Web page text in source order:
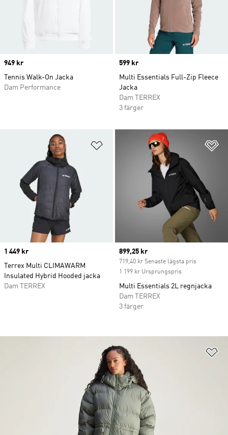
Price
949 kr
Tennis Walk-On Jacka
Dam Performance
Price
599 kr
Multi Essentials Full-Zip Fleece
Jacka
Dam TERREX
3 färger
Lägg till på önskelistan
Price
1 449 kr
Terrex Multi CLIMAWARM
Insulated Hybrid Hooded jacka
Dam TERREX
Current price
899,25 kr
719,40 kr Senaste lägsta pris
1 199 kr Ursprungspris
Multi Essentials 2L regnjacka
Dam TERREX
3 färger